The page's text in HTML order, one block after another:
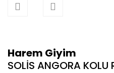
Harem Giyim
SOLİS ANGORA KOLU